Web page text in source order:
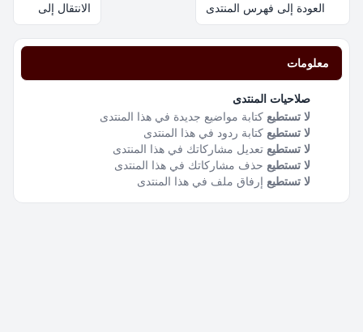
العودة إلى فهرس المنتدى الانتقال إلى
معلومات
صلاحيات المنتدى
لا تستطيع كتابة مواضيع جديدة في هذا المنتدى
لا تستطيع كتابة ردود في هذا المنتدى
لا تستطيع تعديل مشاركاتك في هذا المنتدى
لا تستطيع حذف مشاركاتك في هذا المنتدى
لا تستطيع إرفاق ملف في هذا المنتدى